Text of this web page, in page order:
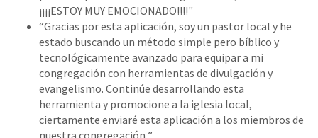
¡¡¡¡ESTOY MUY EMOCIONADO!!!!"
“Gracias por esta aplicación, soy un pastor local y he
estado buscando un método simple pero bíblico y
tecnológicamente avanzado para equipar a mi
congregación con herramientas de divulgación y
evangelismo. Continúe desarrollando esta
herramienta y promocione a la iglesia local,
ciertamente enviaré esta aplicación a los miembros de